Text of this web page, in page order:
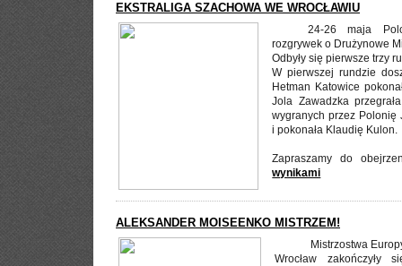
EKSTRALIGA SZACHOWA WE WROCŁAWIU
24-26 maja
rozgrywek o Drużynowe
Odbyły się pierwsze trzy
W pierwszej rundzie
Hetman Katowice
Jola Zawadzka
wygranych przez Polonię
i pokonała Klaudię Kulon.
Zapraszamy do
wynikami
ALEKSANDER MOISEENKO MISTRZEM!
Mistrzostwa
Wrocław zakończyły